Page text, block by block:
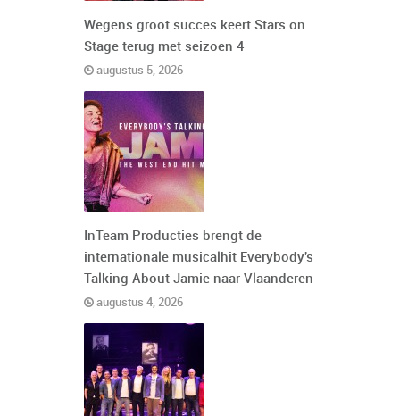
Wegens groot succes keert Stars on
Stage terug met seizoen 4
augustus 5, 2026
InTeam Producties brengt de
internationale musicalhit Everybody's
Talking About Jamie naar Vlaanderen
augustus 4, 2026